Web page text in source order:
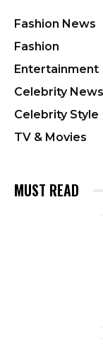
Fashion News
Fashion
Entertainment
Celebrity News
Celebrity Style
TV & Movies
MUST READ